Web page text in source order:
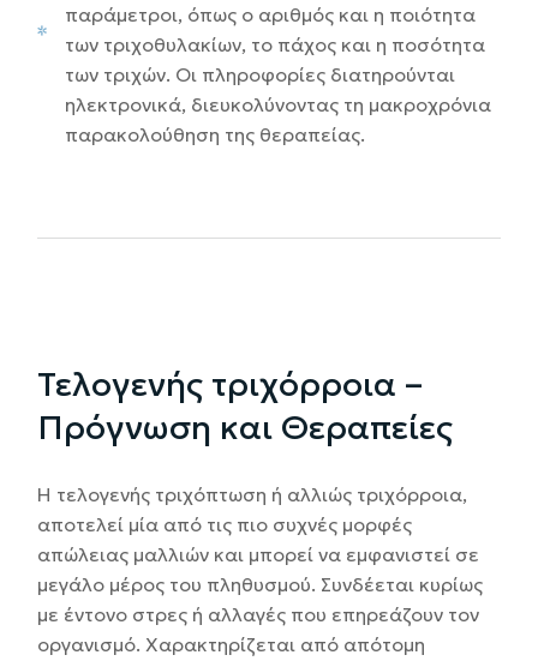
παράμετροι, όπως ο αριθμός και η ποιότητα
των τριχοθυλακίων, το πάχος και η ποσότητα
των τριχών. Οι πληροφορίες διατηρούνται
ηλεκτρονικά, διευκολύνοντας τη μακροχρόνια
παρακολούθηση της θεραπείας.
Τελογενής τριχόρροια –
Πρόγνωση και Θεραπείες
Η τελογενής τριχόπτωση ή αλλιώς τριχόρροια,
αποτελεί μία από τις πιο συχνές μορφές
απώλειας μαλλιών και μπορεί να εμφανιστεί σε
μεγάλο μέρος του πληθυσμού. Συνδέεται κυρίως
με έντονο στρες ή αλλαγές που επηρεάζουν τον
οργανισμό. Χαρακτηρίζεται από απότομη